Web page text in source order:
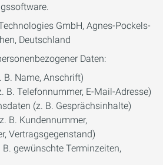
GmbH, Agnes-Pockels-
Deutschland
Daten:
Name, Anschrift)
B. Telefonnummer, E-Mail-Adresse)
(z. B. Gesprächsinhalte)
B. Kundennummer,
Vertragsgegenstand)
gewünschte Terminzeiten,